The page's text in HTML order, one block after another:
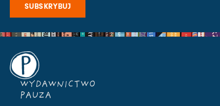
SUBSKRYBUJ
WYDAWNICTWO
PAUZA